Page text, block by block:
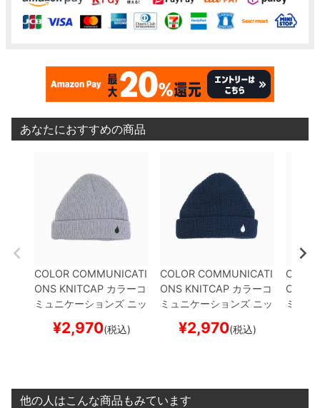
あなたにおすすめの商品
COLOR COMMUNICATI
ONS KNITCAP カラーコ
ミュニケーションズ ニッ
GREYスケートボー
¥2,970(税込)
COLOR COMMUNICATI
ONS KNITCAP カラーコ
ミュニケーションズ ニッ
NAVYスケートボー
¥2,970(税込)
ONS
ミュニ
他の人はこんな商品もみています